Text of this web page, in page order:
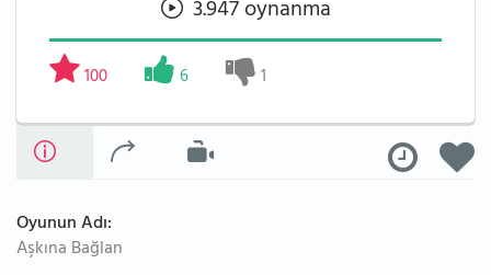
3.947 oynanma
100 6 1
Oyunun Adı:
Aşkına Bağlan